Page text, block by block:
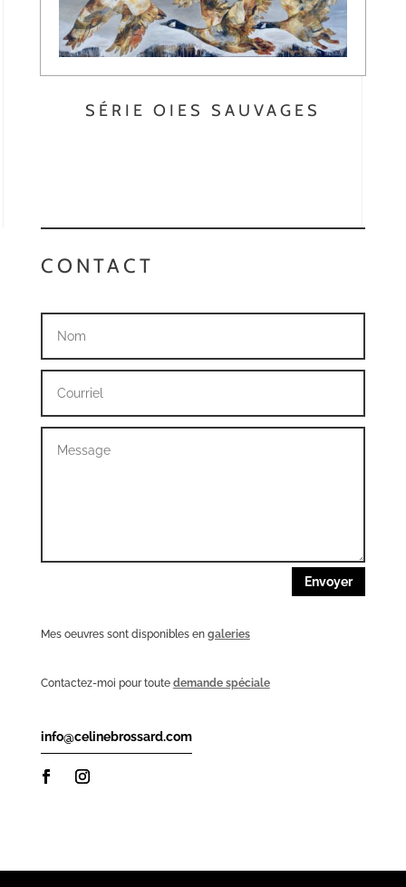
SÉRIE OIES SAUVAGES
CONTACT
Envoyer
Mes oeuvres sont disponibles en galeries
Contactez-moi pour toute demande spéciale
info@celinebrossard.com